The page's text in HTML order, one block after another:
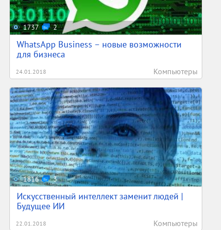
1737 2
WhatsApp Business – новые возможности
для бизнеса
24.01.2018 Компьютеры
1816 3
Искусственный интеллект заменит людей |
Будущее ИИ
22.01.2018 Компьютеры